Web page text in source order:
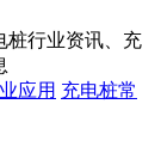
桩行业资讯、充
应用 充电桩常